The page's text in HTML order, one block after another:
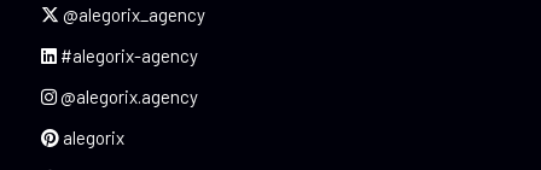
@alegorix_agency
#alegorix-agency
@alegorix.agency
alegorix